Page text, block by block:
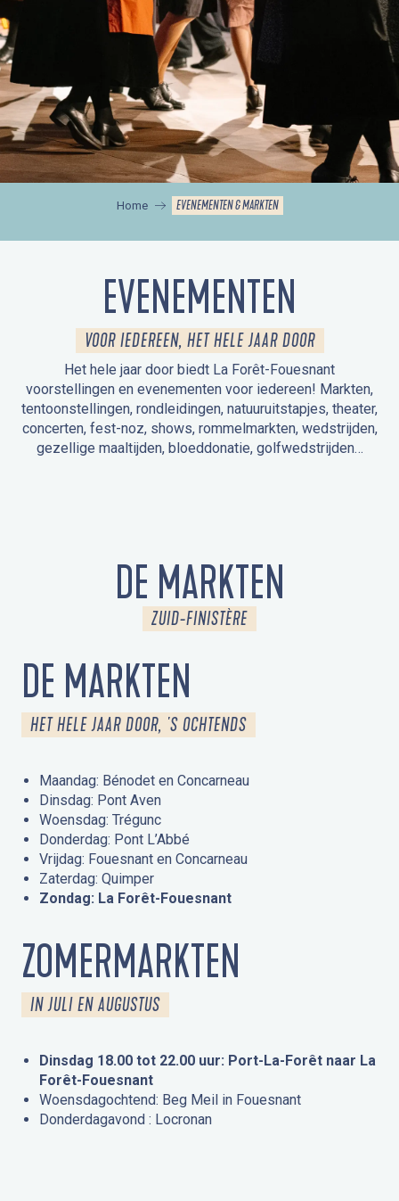
Home EVENEMENTEN & MARKTEN
EVENEMENTEN
VOOR IEDEREEN, HET HELE JAAR DOOR
Het hele jaar door biedt La Forêt-Fouesnant
voorstellingen en evenementen voor iedereen! Markten,
tentoonstellingen, rondleidingen, natuuruitstapjes, theater,
concerten, fest-noz, shows, rommelmarkten, wedstrijden,
gezellige maaltijden, bloeddonatie, golfwedstrijden…
DE MARKTEN
ZUID-FINISTÈRE
DE MARKTEN
HET HELE JAAR DOOR, 'S OCHTENDS
Maandag: Bénodet en Concarneau
Dinsdag: Pont Aven
Woensdag: Trégunc
Donderdag: Pont L’Abbé
Vrijdag: Fouesnant en Concarneau
Zaterdag: Quimper
Zondag: La Forêt-Fouesnant
ZOMERMARKTEN
IN JULI EN AUGUSTUS
Dinsdag 18.00 tot 22.00 uur: Port-La-Forêt naar La
Forêt-Fouesnant
Woensdagochtend: Beg Meil in Fouesnant
Donderdagavond : Locronan